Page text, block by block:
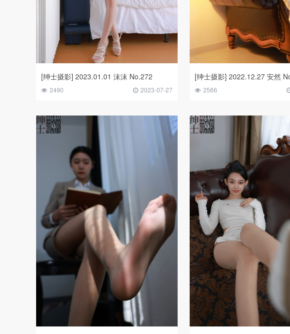
[绅士摄影] 2023.01.01 沫沫 No.272
2490 2023-07-27
[绅士摄影] 2022.12.27 安然
2566